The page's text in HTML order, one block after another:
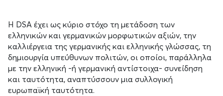
Η DSA έχει ως κύριο στόχο τη μετάδοση των
ελληνικών και γερμανικών μορφωτικών αξιών, την
καλλιέργεια της γερμανικής και ελληνικής γλώσσας, τη
δημιουργία υπεύθυνων πολιτών, οι οποίοι, παράλληλα
με την ελληνική -ή γερμανική αντίστοιχα- συνείδηση
και ταυτότητα, αναπτύσσουν μια συλλογική
ευρωπαϊκή ταυτότητα.